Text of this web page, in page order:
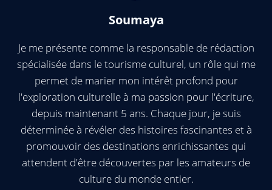
Soumaya
Je me présente comme la responsable de rédaction
spécialisée dans le tourisme culturel, un rôle qui me
permet de marier mon intérêt profond pour
l'exploration culturelle à ma passion pour l'écriture,
depuis maintenant 5 ans. Chaque jour, je suis
déterminée à révéler des histoires fascinantes et à
promouvoir des destinations enrichissantes qui
attendent d'être découvertes par les amateurs de
culture du monde entier.